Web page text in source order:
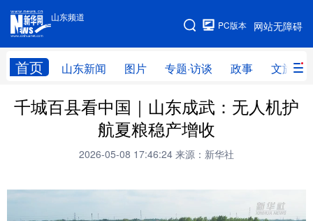
山东频道
网站无障碍
PC版本
首页 山东新闻 图片 专题·访谈 政事 文旅
手机版
网站地图
学习进行时 高层 时政 人事
财经 网评
全球连线
科技 科普 体育
千城百县看中国｜山东成武：无人机护
航夏粮稳产增收
2026-05-08 17:46:24 来源：新华社